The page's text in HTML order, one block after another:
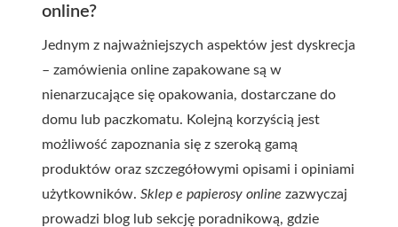
online?
Jednym z najważniejszych aspektów jest dyskrecja
– zamówienia online zapakowane są w
nienarzucające się opakowania, dostarczane do
domu lub paczkomatu. Kolejną korzyścią jest
możliwość zapoznania się z szeroką gamą
produktów oraz szczegółowymi opisami i opiniami
użytkowników. Sklep e papierosy online zazwyczaj
prowadzi blog lub sekcję poradnikową, gdzie